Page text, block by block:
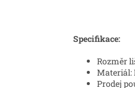
Specifikace:
Rozměr
Materiál:
Prodej